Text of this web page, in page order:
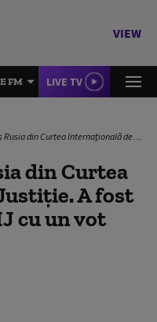
VIEW
FM LIVE TV
de Justiție. A fost ales judecător la CIJ cu un vot covârșitor la ONU
din Curtea
A fost
cu un vot